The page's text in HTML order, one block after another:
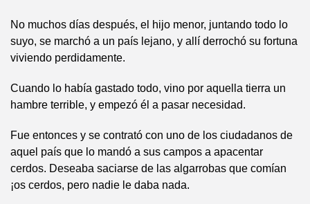
No muchos días después, el hijo menor, juntando todo lo
suyo, se marchó a un país lejano, y allí derrochó su fortuna
viviendo perdidamente.
Cuando lo había gastado todo, vino por aquella tierra un
hambre terrible, y empezó él a pasar necesidad.
Fue entonces y se contrató con uno de los ciudadanos de
aquel país que lo mandó a sus campos a apacentar
cerdos. Deseaba saciarse de las algarrobas que comían
¡os cerdos, pero nadie le daba nada.